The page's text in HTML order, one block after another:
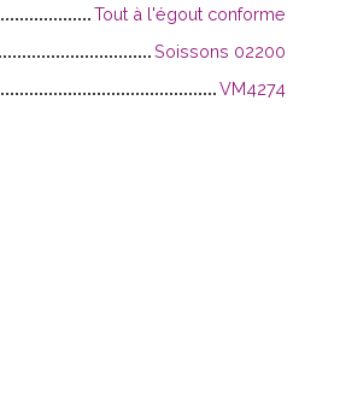
Tout à l'égout conforme
Soissons 02200
VM4274